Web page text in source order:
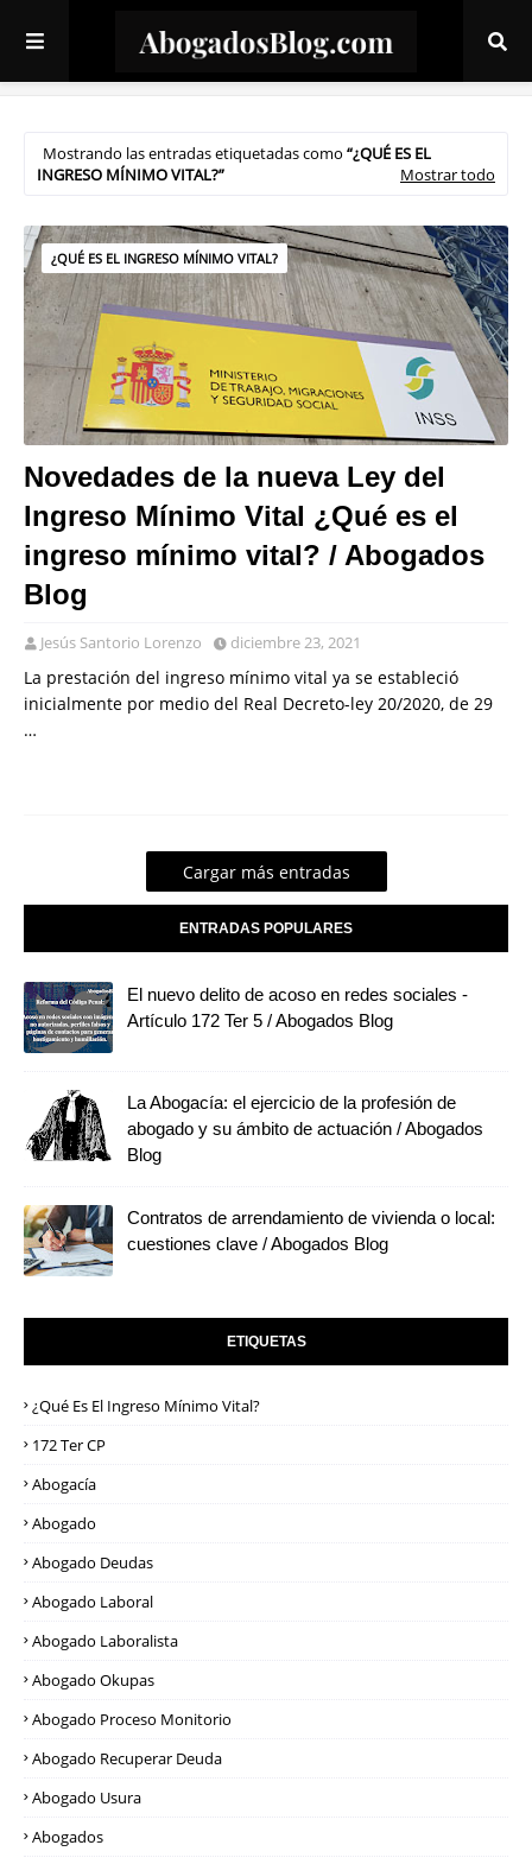
Mostrando las entradas etiquetadas como ¿QUÉ ES EL
INGRESO MÍNIMO VITAL?
Mostrar todo
¿QUÉ ES EL INGRESO MÍNIMO VITAL?
Novedades de la nueva Ley del
Ingreso Mínimo Vital ¿Qué es el
ingreso mínimo vital? / Abogados
Blog
Jesús Santorio Lorenzo diciembre 23, 2021
La prestación del ingreso mínimo vital ya se estableció
inicialmente por medio del Real Decreto-ley 20/2020, de 29
…
Cargar más entradas
ENTRADAS POPULARES
El nuevo delito de acoso en redes sociales -
Artículo 172 Ter 5 / Abogados Blog
La Abogacía: el ejercicio de la profesión de
abogado y su ámbito de actuación / Abogados
Blog
Contratos de arrendamiento de vivienda o local:
cuestiones clave / Abogados Blog
ETIQUETAS
¿Qué Es El Ingreso Mínimo Vital?
172 Ter CP
Abogacía
Abogado
Abogado Deudas
Abogado Laboral
Abogado Laboralista
Abogado Okupas
Abogado Proceso Monitorio
Abogado Recuperar Deuda
Abogado Usura
Abogados